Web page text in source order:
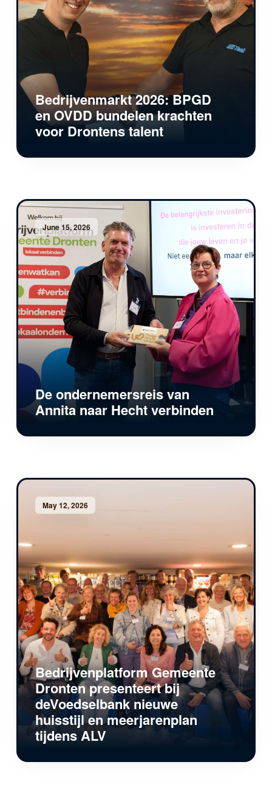
Bedrijvenmarkt 2026: BPGD
en OVDD bundelen krachten
voor Drontens talent
June 15, 2026
De ondernemersreis van
Annita naar Hecht verbinden
May 12, 2026
Bedrijvenplatform Gemeente
Dronten presenteert bij
deVoedselbank nieuwe
huisstijl en meerjarenplan
tijdens ALV